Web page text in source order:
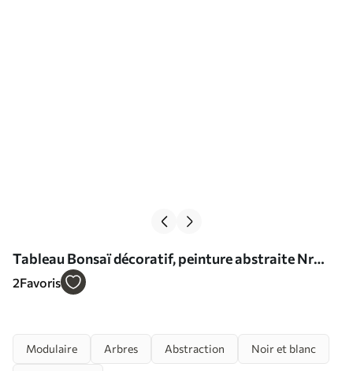
Tableau Bonsaï décoratif, peinture abstraite Nr
m30688
2Favoris
Modulaire Arbres Abstraction Noir et blanc